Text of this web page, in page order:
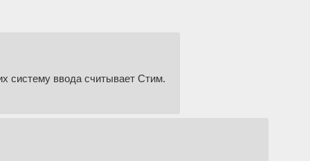
систему ввода считывает Стим.